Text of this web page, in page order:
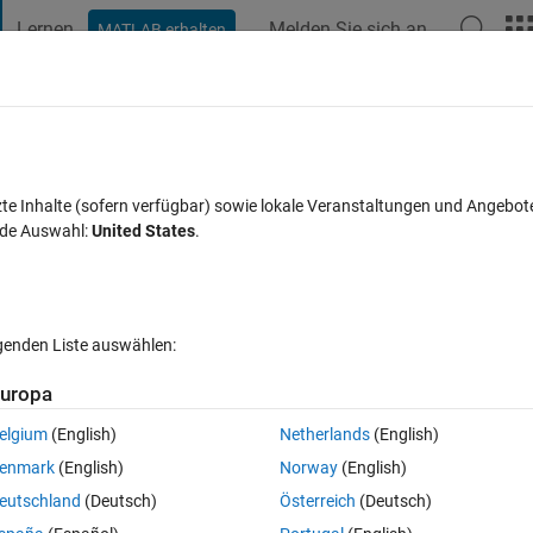
Lernen MATLAB erhalten Melden Sie sich an
filtering
In MATLAB Online öffnen
that was blurred using a 25x25 gaussian blur function with sigma =
it which works correctly.
Inhalte (sofern verfügbar) sowie lokale Veranstaltungen und
Auswahl:United States.
Liste auswählen:
(English)
(English)
(Deutsch)
Netherlands(English)
Norway(English)
Österreich (Deutsch)